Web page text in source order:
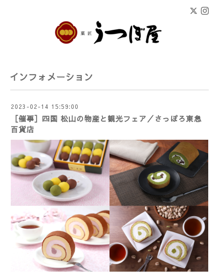
インフォメーション
2023-02-14 15:59:00
［催事］四国 松山の物産と観光フェア／さっぽろ東急
百貨店